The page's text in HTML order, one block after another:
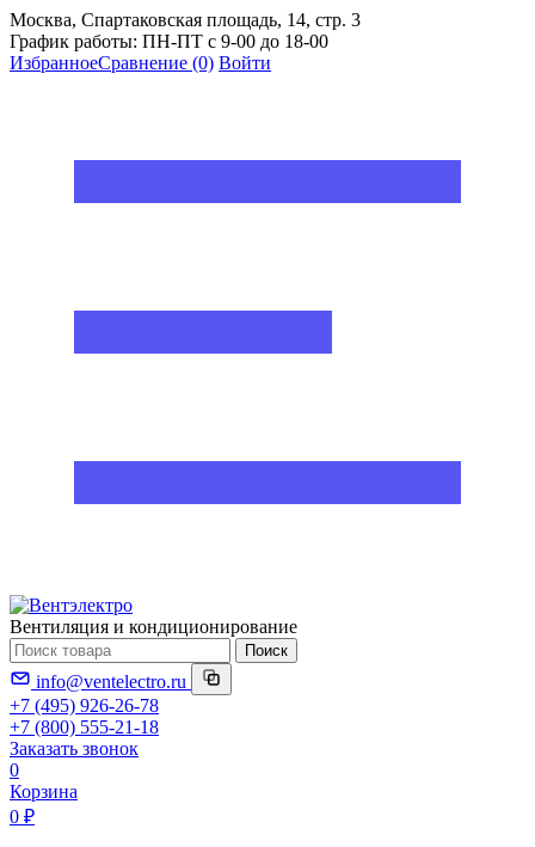
Москва, Спартаковская площадь, 14, стр. 3
График работы: ПН-ПТ с 9-00 до 18-00
ИзбранноеСравнение (0) Войти
Вентиляция и кондиционирование
Поиск
info@ventelectro.ru
+7 (495) 926-26-78
+7 (800) 555-21-18
Заказать звонок
0
Корзина
0 ₽